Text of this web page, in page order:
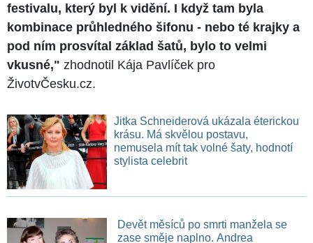
festivalu, který byl k vidění. I když tam byla
kombinace průhledného šifonu - nebo té krajky a
pod ním prosvítal základ šatů, bylo to velmi
vkusné," zhodnotil Kája Pavlíček pro
ŽivotvČesku.cz.
Jitka Schneiderová ukázala éterickou
krásu. Má skvělou postavu,
nemusela mít tak volné šaty, hodnotí
stylista celebrit
Devět měsíců po smrti manžela se
zase směje naplno. Andrea